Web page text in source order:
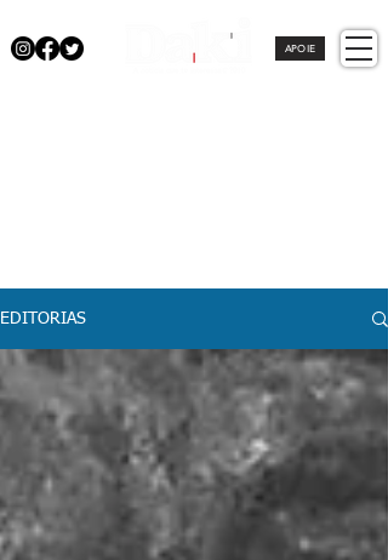
APOIE
EDITORIAS